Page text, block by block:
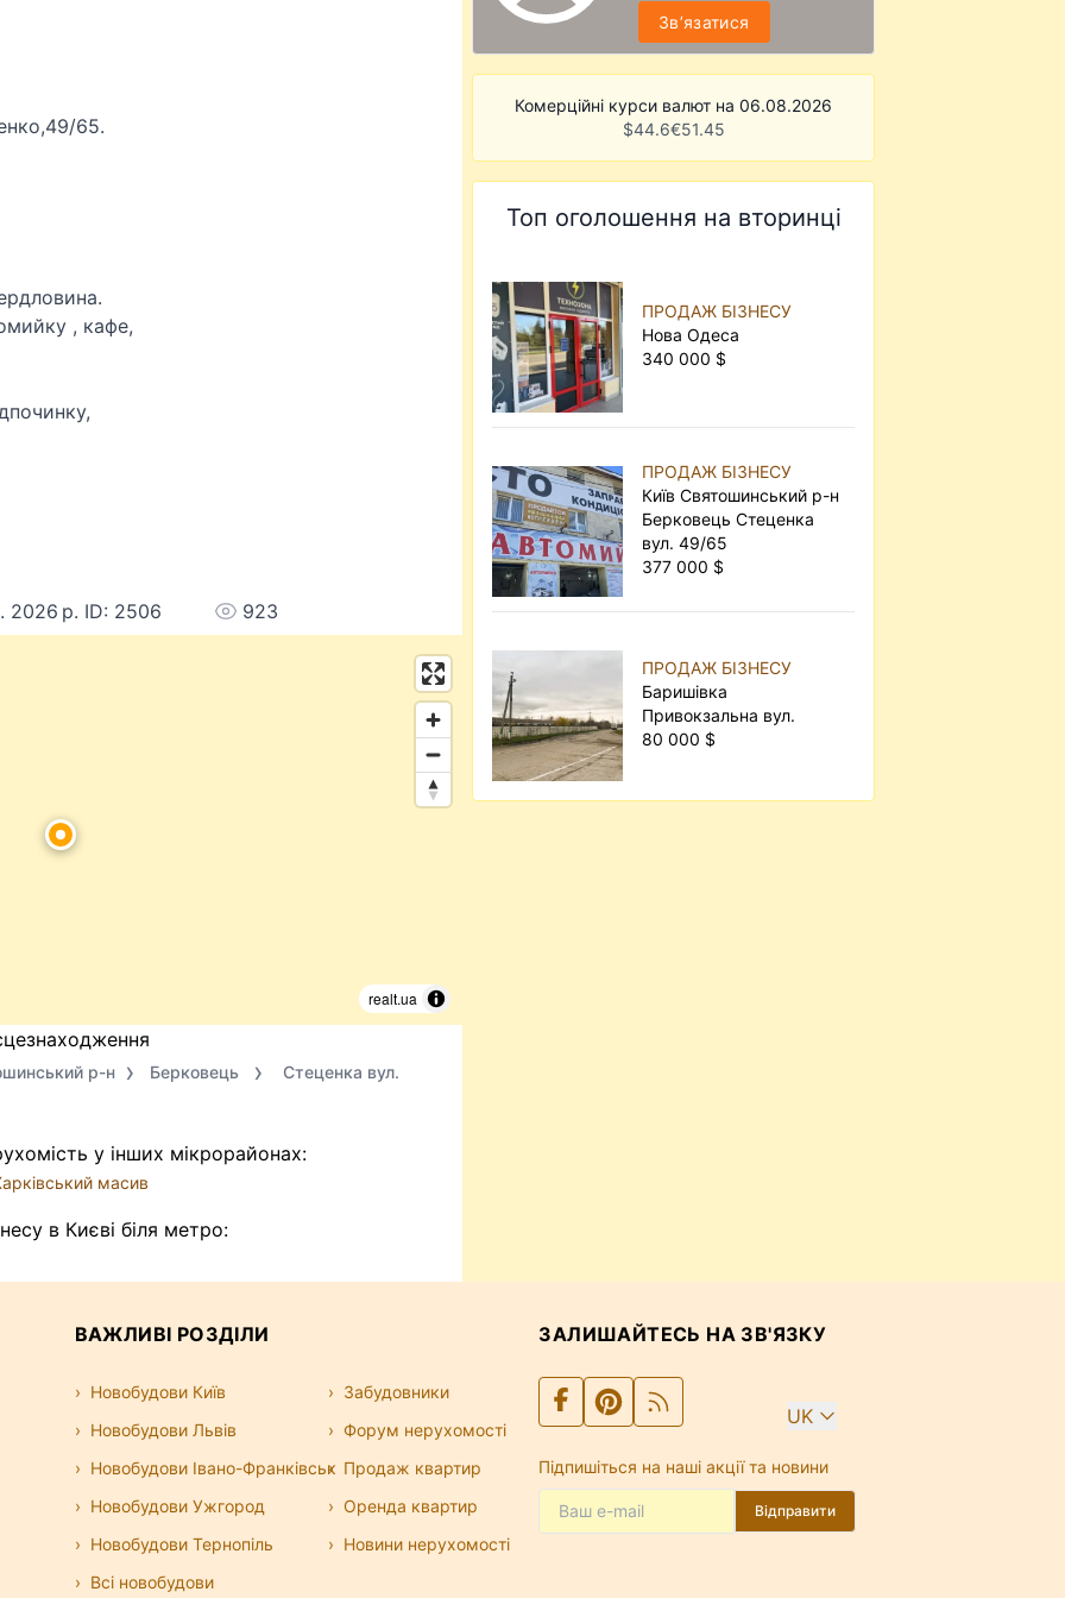
65.
, кафе,
2026 р. ID: 2506 923
realt.ua
р-н Берковець Стеценка вул.
у інших мікрорайонах:
масив
в Києві біля метро:
Звʼязатися
Комерційні курси валют на 06.08.2026
$44.6€51.45
Топ оголошення на вторинці
ПРОДАЖ БІЗНЕСУ
Нова Одеса
340 000 $
ПРОДАЖ БІЗНЕСУ
Київ Святошинський р-н
Берковець Стеценка
вул. 49/65
377 000 $
ПРОДАЖ БІЗНЕСУ
Баришівка
Привокзальна вул.
80 000 $
ВАЖЛИВІ РОЗДІЛИ
Новобудови Київ
Новобудови Львів
Новобудови Івано-Франківськ
Новобудови Ужгород
Новобудови Тернопіль
Всі новобудови
Забудовники
Форум нерухомості
Продаж квартир
Оренда квартир
Новини нерухомості
ЗАЛИШАЙТЕСЬ НА ЗВ'ЯЗКУ
UK
Підпишіться на наші акції та новини
Відправити